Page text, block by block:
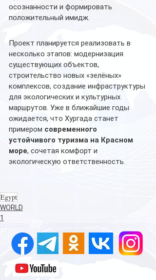
осознанности и формировать
положительный имидж.
Проект планируется реализовать в
несколько этапов: модернизация
существующих объектов,
строительство новых «зелёных»
комплексов, создание инфраструктуры
для экологических и культурных
маршрутов. Уже в ближайшие годы
ожидается, что Хургада станет
примером современного
устойчивого туризма на Красном
море, сочетая комфорт и
экологическую ответственность.
Egypt
WORLD
1